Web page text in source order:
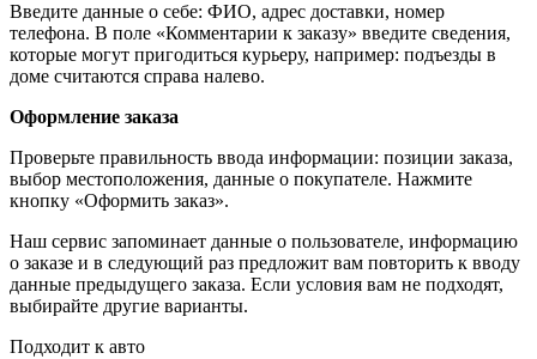
Введите данные о себе: ФИО, адрес доставки, номер
телефона. В поле «Комментарии к заказу» введите сведения,
которые могут пригодиться курьеру, например: подъезды в
доме считаются справа налево.
Оформление заказа
Проверьте правильность ввода информации: позиции заказа,
выбор местоположения, данные о покупателе. Нажмите
кнопку «Оформить заказ».
Наш сервис запоминает данные о пользователе, информацию
о заказе и в следующий раз предложит вам повторить к вводу
данные предыдущего заказа. Если условия вам не подходят,
выбирайте другие варианты.
Подходит к авто